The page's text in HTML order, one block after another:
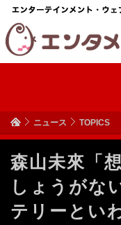
ニュース TOPICS
森山未來「
しょうがな
テリーとい